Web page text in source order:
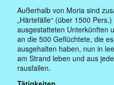
Außerhalb von Moria sind
„Härtefälle“ (über 1500
ausgestatteten Unterkünften
an die 500 Geflüchtete, die
ausgehalten haben, nun in
am Strand leben und aus
rausfallen.